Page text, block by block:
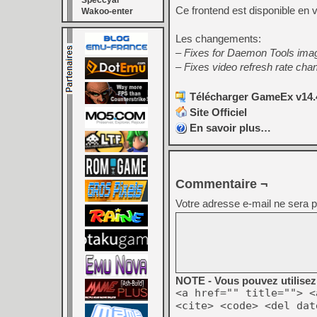
Wakoo-enter
Ce frontend est disponible en
Les changements:
– Fixes for Daemon Tools
– Fixes video refresh rate
Télécharger GameEx
Site Officiel
En savoir plus…
Commentaire ¬
Votre adresse e-mail ne sera
NOTE - Vous pouvez
<a href="" title="">
<cite> <code> <del